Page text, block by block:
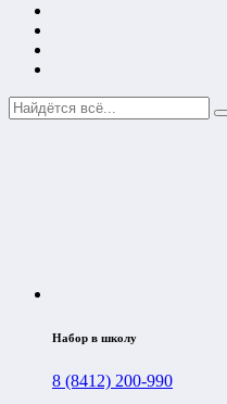
Набор в школу
8 (8412) 200-990